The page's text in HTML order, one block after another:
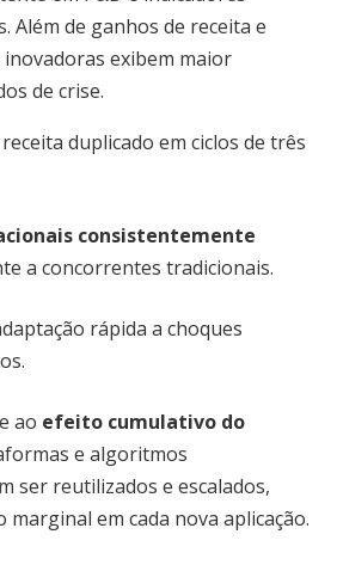
Além de ganhos de receita e
exibem maior
de crise.
duplicado em ciclos de três
consistentemente
a concorrentes tradicionais.
rápida a choques
ao efeito cumulativo do
e algoritmos
ser reutilizados e escalados,
em cada nova aplicação.